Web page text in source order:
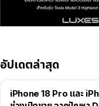
อัปเดตล่าสุด
iPhone 18 Pro และ